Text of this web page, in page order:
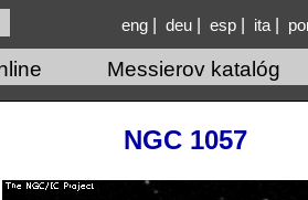
eng| deu| esp| ita|
Messierov katalóg
NGC 1057